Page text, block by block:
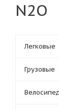
N2O
Легковые
Грузовые